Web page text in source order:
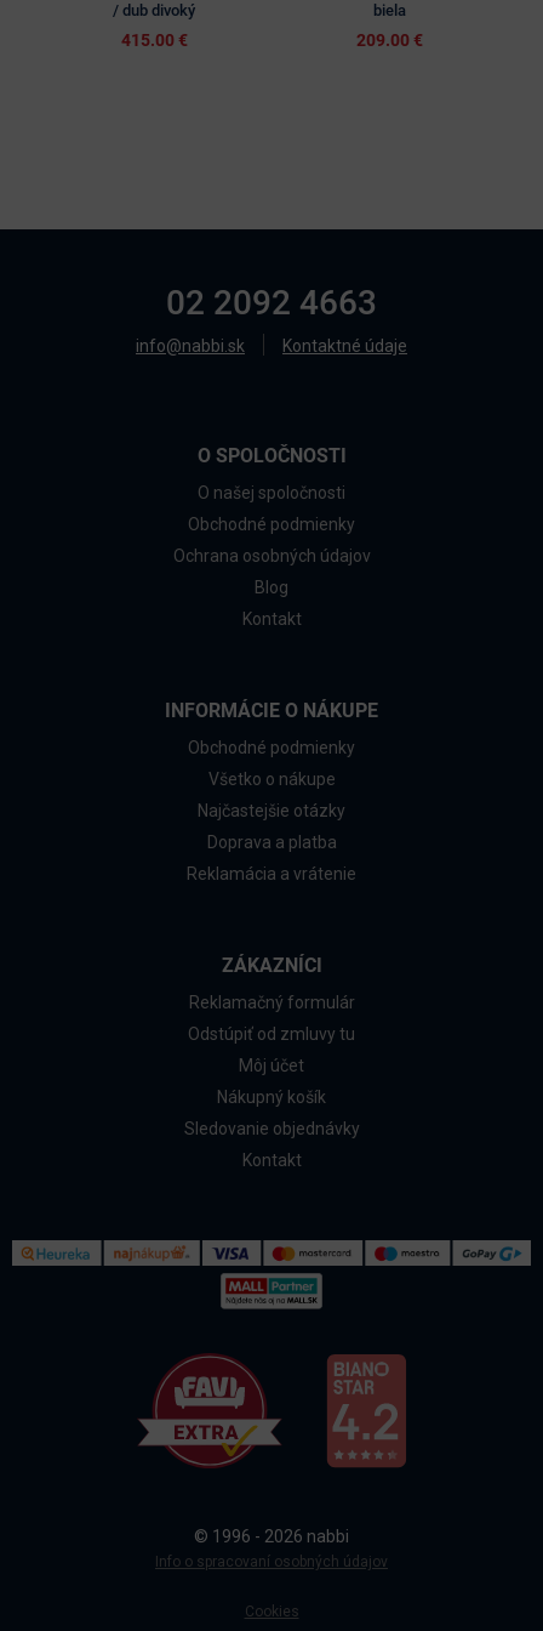
Doprava a platba
Sledovanie objednávky
/ dub divoký
415.00 €
biela
209.00 €
02 2092 4663
info@nabbi.sk Kontaktné údaje
O SPOLOČNOSTI
O našej spoločnosti
Obchodné podmienky
Ochrana osobných údajov
Blog
Kontakt
INFORMÁCIE O NÁKUPE
Obchodné podmienky
Všetko o nákupe
Najčastejšie otázky
Doprava a platba
Reklamácia a vrátenie
ZÁKAZNÍCI
Reklamačný formulár
Odstúpiť od zmluvy tu
Môj účet
Nákupný košík
Sledovanie objednávky
Kontakt
© 1996 - 2026 nabbi
Info o spracovaní osobných údajov
Cookies